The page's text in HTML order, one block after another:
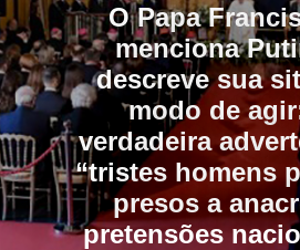
O Papa
menciona
descreve sua
modo de
verdadeira
“tristes homens
presos a
pretensões